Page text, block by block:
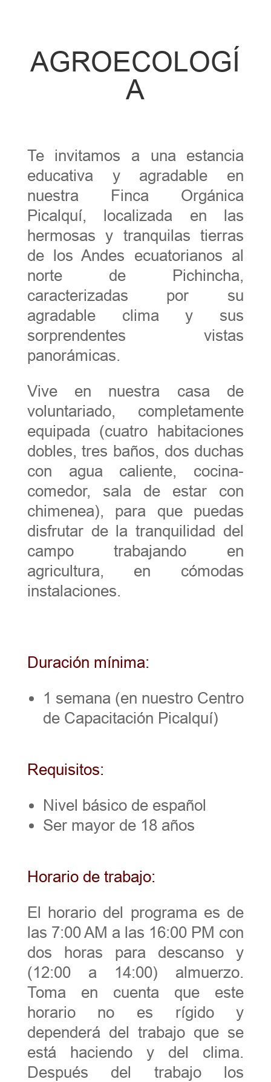
AGROECOLOGÍ
A
Te invitamos a una estancia
educativa y agradable en
nuestra Finca Orgánica
Picalquí, localizada en las
hermosas y tranquilas tierras
de los Andes ecuatorianos al
norte de Pichincha,
caracterizadas por su
agradable clima y sus
sorprendentes vistas
panorámicas.
Vive en nuestra casa de
voluntariado, completamente
equipada (cuatro habitaciones
dobles, tres baños, dos duchas
con agua caliente, cocina-
comedor, sala de estar con
chimenea), para que puedas
disfrutar de la tranquilidad del
campo trabajando en
agricultura, en cómodas
instalaciones.
Duración mínima:
1 semana (en nuestro Centro
de Capacitación Picalquí)
Requisitos:
Nivel básico de español
Ser mayor de 18 años
Horario de trabajo:
El horario del programa es de
las 7:00 AM a las 16:00 PM con
dos horas para descanso y
(12:00 a 14:00) almuerzo.
Toma en cuenta que este
horario no es rígido y
dependerá del trabajo que se
está haciendo y del clima.
Después del trabajo los